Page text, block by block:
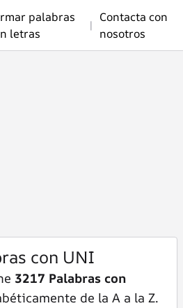
palabras
letras
|
Contacta con
nosotros
con UNI
3217 Palabras con
de la A a la Z.